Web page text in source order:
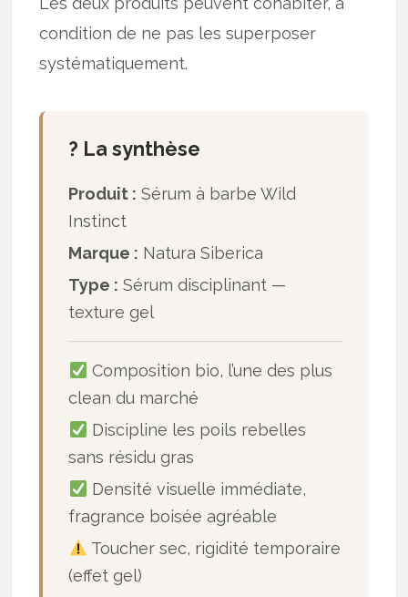
condition de ne pas les superposer
systématiquement.
? La synthèse
Produit : Sérum à barbe Wild
Instinct
Marque : Natura Siberica
Type : Sérum disciplinant —
texture gel
Composition bio, l’une des plus
clean du marché
Discipline les poils rebelles
sans résidu gras
Densité visuelle immédiate,
fragrance boisée agréable
Toucher sec, rigidité temporaire
(effet gel)